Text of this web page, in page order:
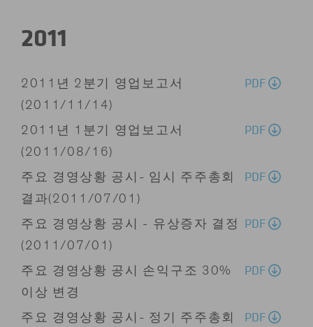
2011
2011년 2분기 영업보고서
(2011/11/14)
PDF
2011년 1분기 영업보고서
(2011/08/16)
PDF
주요 경영상황 공시- 임시 주주총회
결과(2011/07/01)
PDF
주요 경영상황 공시 - 유상증자 결정
(2011/07/01)
PDF
주요 경영상황 공시 손익구조 30%
이상 변경
PDF
주요 경영상황 공시- 정기 주주총회
PDF